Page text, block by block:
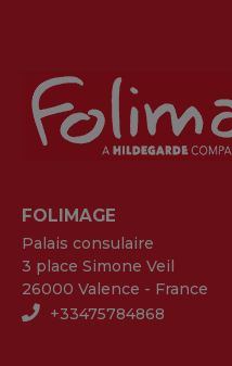
FOLIMAGE
Palais consulaire
3 place Simone Veil
26000 Valence - France
+33475784868